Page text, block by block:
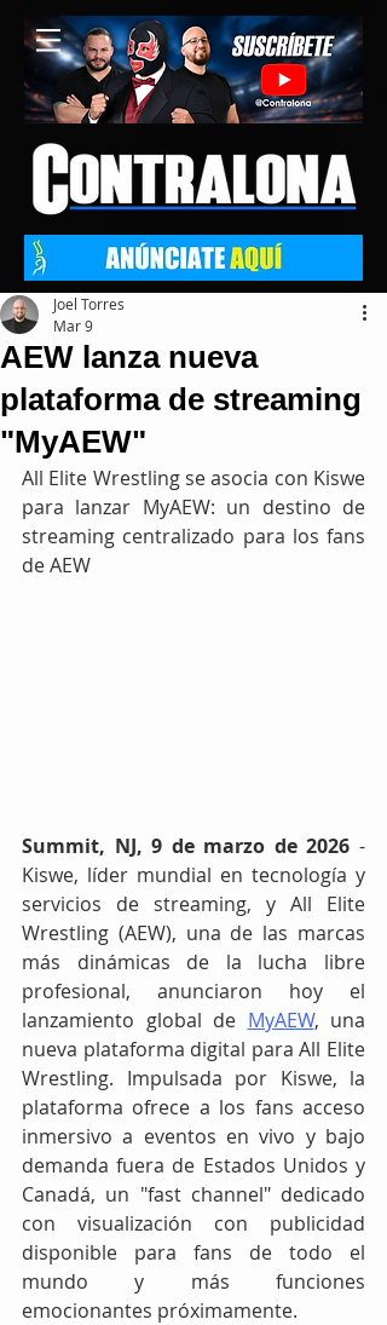
AEW lanza nueva
plataforma de streaming
"MyAEW"
Joel Torres
Mar 9
All Elite Wrestling se asocia con Kiswe
para lanzar MyAEW: un destino de
streaming centralizado para los fans
de AEW
Summit, NJ, 9 de marzo de 2026 -
Kiswe, líder mundial en tecnología y
servicios de streaming, y All Elite
Wrestling (AEW), una de las marcas
más dinámicas de la lucha libre
profesional, anunciaron hoy el
lanzamiento global de MyAEW, una
nueva plataforma digital para All Elite
Wrestling. Impulsada por Kiswe, la
plataforma ofrece a los fans acceso
inmersivo a eventos en vivo y bajo
demanda fuera de Estados Unidos y
Canadá, un "fast channel" dedicado
con visualización con publicidad
disponible para fans de todo el
mundo y más funciones
emocionantes próximamente.